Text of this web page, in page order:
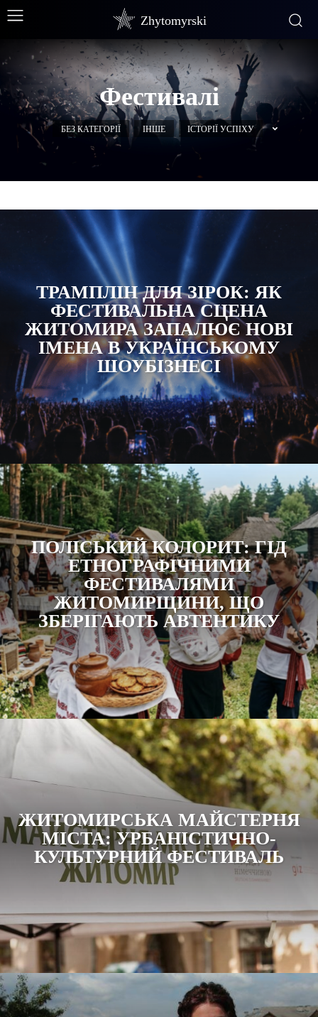
Zhytomyrski
Фестивалі
БЕЗ КАТЕГОРІЇ ІНШЕ ІСТОРІЇ УСПІХУ
ТРАМПЛІН ДЛЯ ЗІРОК: ЯК
ФЕСТИВАЛЬНА СЦЕНА
ЖИТОМИРА ЗАПАЛЮЄ НОВІ
ІМЕНА В УКРАЇНСЬКОМУ
ШОУБІЗНЕСІ
ПОЛІСЬКИЙ КОЛОРИТ: ГІД
ЕТНОГРАФІЧНИМИ
ФЕСТИВАЛЯМИ
ЖИТОМИРЩИНИ, ЩО
ЗБЕРІГАЮТЬ АВТЕНТИКУ
ЖИТОМИРСЬКА МАЙСТЕРНЯ
МІСТА: УРБАНІСТИЧНО-
КУЛЬТУРНИЙ ФЕСТИВАЛЬ